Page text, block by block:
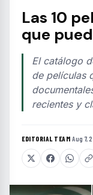
Las 10
que
El catálogo
de películas
recientes y
EDITORIAL TEAM·Aug 7,